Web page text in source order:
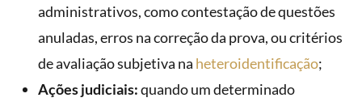
administrativos, como contestação de questões
anuladas, erros na correção da prova, ou critérios
de avaliação subjetiva na heteroidentificação;
Ações judiciais:quando um determinado